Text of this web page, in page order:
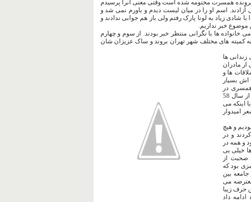
گفتند پرونده همسرت مختومه شده است وقتی معنی آنرا پرسیدم
گفت یعنی آزادند. اسم او را در میان لیست دیدم و باورم نمی شد و
شادی زیاد به لونا پارک رفتم ولی باز هم جوابی ندادند و
موضوع خبر نداریم.
آبان شروع شد و تمامی خانواده ها با نگرانی منتظر خبر بودند. از سوم و چهارم
به کمیته های مختلف شهر تهران بروند و ساک عزیزان شان
ها
مادران
ها و
بسیار
در
مورد زهرا بهکیش و شخصیت بسیار مقاوم او گفت که از سال 58
اینکه می
امیدوار
و هیچ
و در
و همه در
خیلی بی
صحبت از
کشتار سال 67 خط قرمزی بود که
بین
می
حرف زیبا
داد